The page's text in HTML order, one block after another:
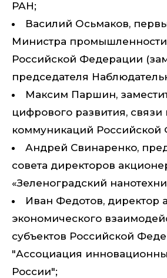
РАН;
Василий Осьмаков,
Министра промышленности
Российской Федерации
председателя
Максим Паршин,
цифрового развития, связи
коммуникаций Российской
Андрей Свинаренко,
совета директоров
«Зеленоградский
Иван Федотов, директор
экономического
субъектов Российской
"Ассоциация
России";